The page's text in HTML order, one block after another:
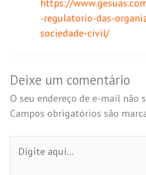
https://
-regulatorio-das-
sociedade-civil/
Deixe um comentário
O seu endereço de e-mail não
Campos obrigatórios são
aqui...